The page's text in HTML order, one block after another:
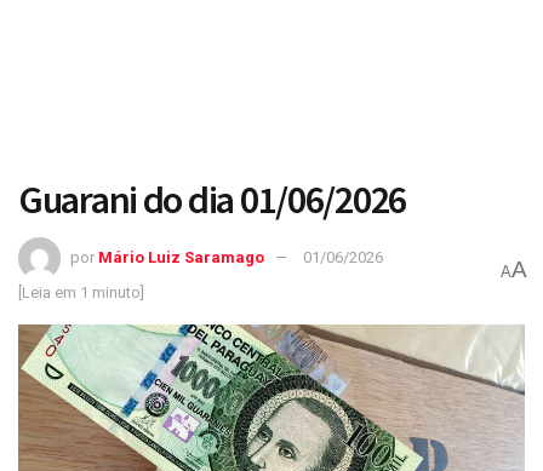
Guarani do dia 01/06/2026
por Mário Luiz Saramago
01/06/2026
[Leia em 1 minuto]
AA